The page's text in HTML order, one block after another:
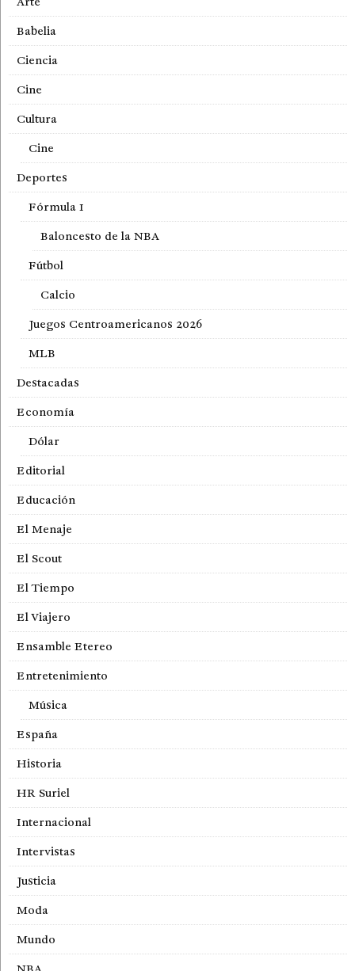
Babelia
Ciencia
Cine
Cultura
Cine
Deportes
Fórmula 1
Baloncesto de la NBA
Fútbol
Calcio
Juegos Centroamericanos 2026
MLB
Destacadas
Economía
Dólar
Editorial
Educación
El Menaje
El Scout
El Tiempo
El Viajero
Ensamble Etereo
Entretenimiento
Música
España
Historia
HR Suriel
Internacional
Intervistas
Justicia
Moda
Mundo